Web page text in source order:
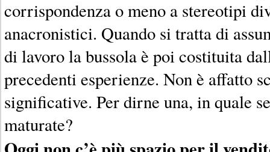
corrispondenza o meno a stereotipi
anacronistici. Quando si tratta di
di lavoro la bussola è poi costituita
precedenti esperienze. Non è affatto
significative. Per dirne una, in quale
maturate?